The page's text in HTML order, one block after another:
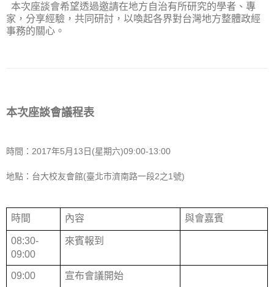
本次座談會希望透過邀請在地方自治有所研究的學者、專
家，分享經驗，共同研討，以喚起各界對台灣地方整體政經
事務的關心。
本次座談會議程表
時間：2017年5月13日(星期六)09:00-13:00
地點：台大校友會館(臺北市濟南路一段2之1號)
時間 內容 與會嘉賓
08:30-
09:00
來賓報到
09:00 宣布會議開始